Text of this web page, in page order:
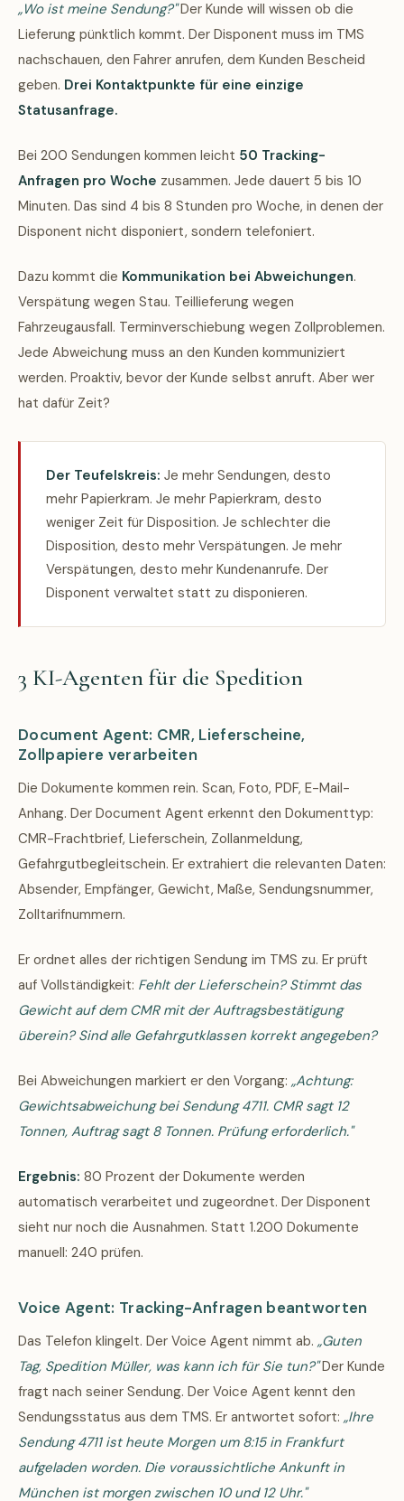
„Wo ist meine Sendung?"Der Kunde will wissen ob die
Lieferung pünktlich kommt. Der Disponent muss im TMS
nachschauen, den Fahrer anrufen, dem Kunden Bescheid
geben. Drei Kontaktpunkte für eine einzige
Statusanfrage.
Bei 200 Sendungen kommen leicht 50 Tracking-
Anfragen pro Woche zusammen. Jede dauert 5 bis 10
Minuten. Das sind 4 bis 8 Stunden pro Woche, in denen der
Disponent nicht disponiert, sondern telefoniert.
Dazu kommt die Kommunikation bei Abweichungen.
Verspätung wegen Stau. Teillieferung wegen
Fahrzeugausfall. Terminverschiebung wegen Zollproblemen.
Jede Abweichung muss an den Kunden kommuniziert
werden. Proaktiv, bevor der Kunde selbst anruft. Aber wer
hat dafür Zeit?
Der Teufelskreis: Je mehr Sendungen, desto
mehr Papierkram. Je mehr Papierkram, desto
weniger Zeit für Disposition. Je schlechter die
Disposition, desto mehr Verspätungen. Je mehr
Verspätungen, desto mehr Kundenanrufe. Der
Disponent verwaltet statt zu disponieren.
3 KI-Agenten für die Spedition
Document Agent: CMR, Lieferscheine,
Zollpapiere verarbeiten
Die Dokumente kommen rein. Scan, Foto, PDF, E-Mail-
Anhang. Der Document Agent erkennt den Dokumenttyp:
CMR-Frachtbrief, Lieferschein, Zollanmeldung,
Gefahrgutbegleitschein. Er extrahiert die relevanten Daten:
Absender, Empfänger, Gewicht, Maße, Sendungsnummer,
Zolltarifnummern.
Er ordnet alles der richtigen Sendung im TMS zu. Er prüft
auf Vollständigkeit: Fehlt der Lieferschein? Stimmt das
Gewicht auf dem CMR mit der Auftragsbestätigung
überein? Sind alle Gefahrgutklassen korrekt angegeben?
Bei Abweichungen markiert er den Vorgang: „Achtung:
Gewichtsabweichung bei Sendung 4711. CMR sagt 12
Tonnen, Auftrag sagt 8 Tonnen. Prüfung erforderlich."
Ergebnis: 80 Prozent der Dokumente werden
automatisch verarbeitet und zugeordnet. Der Disponent
sieht nur noch die Ausnahmen. Statt 1.200 Dokumente
manuell: 240 prüfen.
Voice Agent: Tracking-Anfragen beantworten
Das Telefon klingelt. Der Voice Agent nimmt ab. „Guten
Tag, Spedition Müller, was kann ich für Sie tun?"Der Kunde
fragt nach seiner Sendung. Der Voice Agent kennt den
Sendungsstatus aus dem TMS. Er antwortet sofort: „Ihre
Sendung 4711 ist heute Morgen um 8:15 in Frankfurt
aufgeladen worden. Die voraussichtliche Ankunft in
München ist morgen zwischen 10 und 12 Uhr."